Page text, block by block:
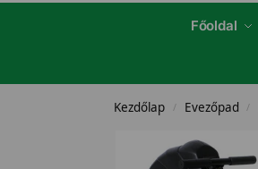
Főoldal
Kezdőlap / Evezőpad /